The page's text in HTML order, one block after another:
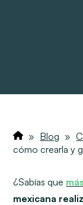
» Blog »
cómo crearla y
¿Sabías que
mexicana